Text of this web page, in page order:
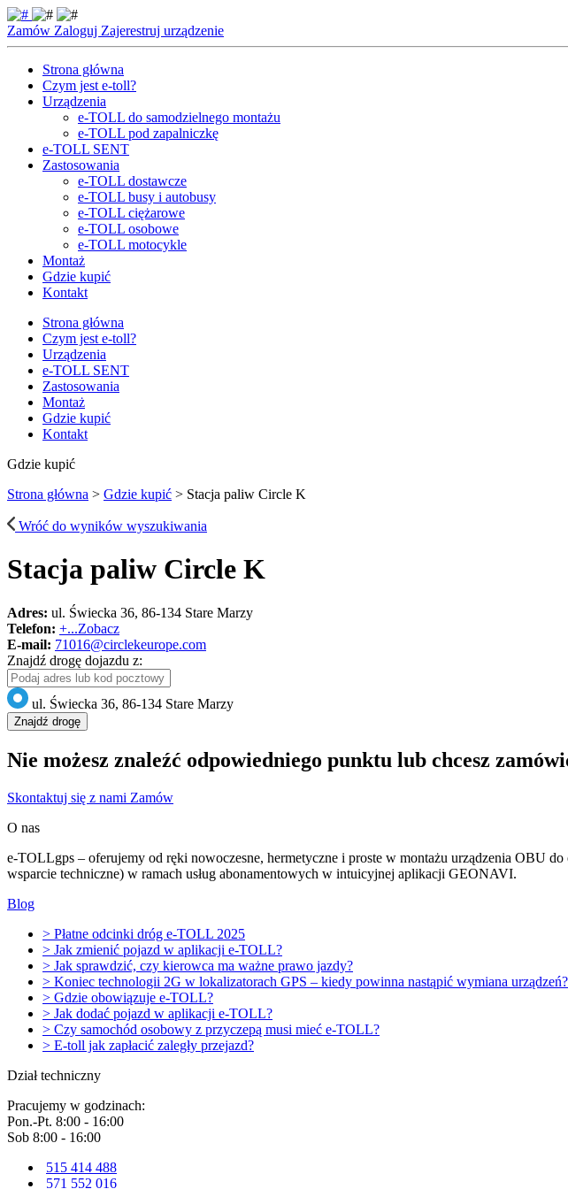
Zamów Zaloguj Zajerestruj urządzenie
Strona główna
Czym jest e-toll?
Urządzenia
e-TOLL do samodzielnego montażu
e-TOLL pod zapalniczkę
e-TOLL SENT
Zastosowania
e-TOLL dostawcze
e-TOLL busy i autobusy
e-TOLL ciężarowe
e-TOLL osobowe
e-TOLL motocykle
Montaż
Gdzie kupić
Kontakt
Strona główna
Czym jest e-toll?
Urządzenia
e-TOLL SENT
Zastosowania
Montaż
Gdzie kupić
Kontakt
Gdzie kupić
Strona główna > Gdzie kupić > Stacja paliw Circle K
Wróć do wyników wyszukiwania
Stacja paliw Circle K
Adres: ul. Świecka 36, 86-134 Stare Marzy
Telefon: +...Zobacz
E-mail: 71016@circlekeurope.com
Znajdź drogę dojazdu z:
ul. Świecka 36, 86-134 Stare Marzy
Znajdź drogę
Nie możesz znaleźć odpowiedniego punktu lub chcesz
Skontaktuj się z nami Zamów
O nas
e-TOLLgps – oferujemy od ręki nowoczesne, hermetyczne i proste w montażu urządzenia OBU
wsparcie techniczne) w ramach usług abonamentowych w intuicyjnej aplikacji GEONAVI.
Blog
> Płatne odcinki dróg e-TOLL 2025
> Jak zmienić pojazd w aplikacji e-TOLL?
> Jak sprawdzić, czy kierowca ma ważne prawo jazdy?
> Koniec technologii 2G w lokalizatorach GPS – kiedy powinna nastąpić wymiana urządzeń?
> Gdzie obowiązuje e-TOLL?
> Jak dodać pojazd w aplikacji e-TOLL?
> Czy samochód osobowy z przyczepą musi mieć e-TOLL?
> E-toll jak zapłacić zaległy przejazd?
Dział techniczny
Pracujemy w godzinach:
Pon.-Pt. 8:00 - 16:00
Sob 8:00 - 16:00
515 414 488
571 552 016